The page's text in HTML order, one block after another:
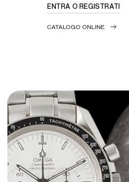
ENTRA O REGISTRATI
CATALOGO ONLINE